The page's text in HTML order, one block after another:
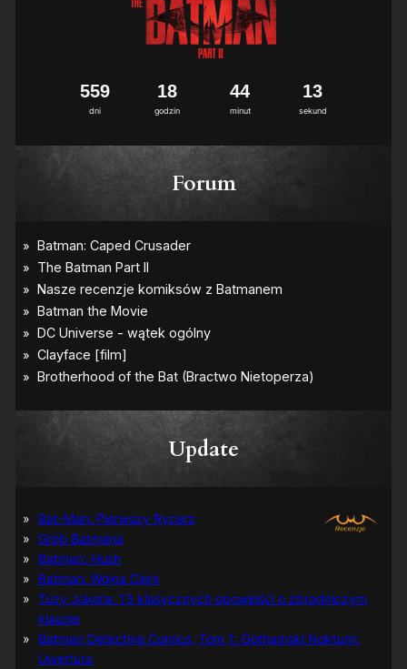
dni
559
godzin
18
minut
44
sekund
13
Forum
Update
Bat-Man: Pierwszy Rycerz
Grób Batmana
Batman: Hush
Batman: Wojna Cieni
Tuzy Jokera: 13 klasycznych opowieści o zbrodniczym
klaunie
Batman Detective Comics, Tom 1: Gothamski Nokturn:
Uwertura